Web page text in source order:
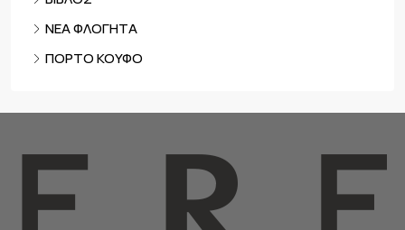
ΝΕΑ ΦΛΟΓΗΤΑ
ΠΟΡΤΟ ΚΟΥΦΟ